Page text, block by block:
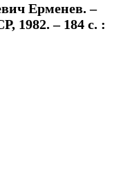
Ерменев. –
1982. – 184 с. :